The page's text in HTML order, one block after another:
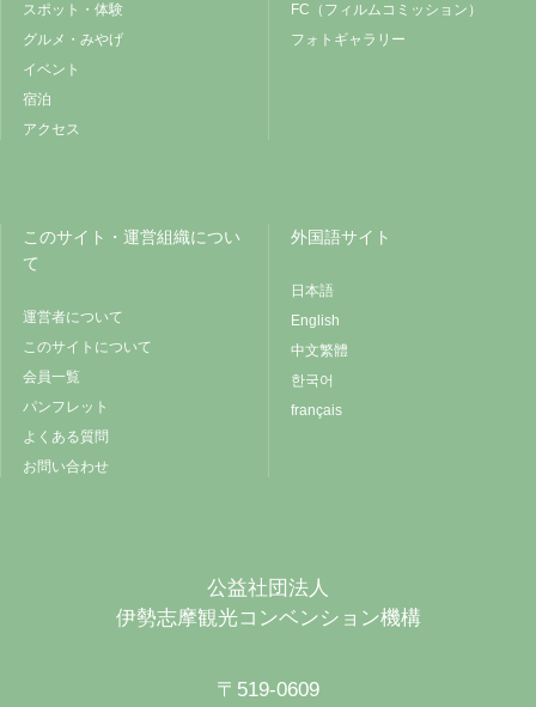
スポット・体験
グルメ・みやげ
イベント
宿泊
アクセス
FC（フィルムコミッション）
フォトギャラリー
このサイト・運営組織につい
て
運営者について
このサイトについて
会員一覧
パンフレット
よくある質問
お問い合わせ
外国語サイト
日本語
English
中文繁體
한국어
français
公益社団法人
伊勢志摩観光コンベンション機構
〒519-0609